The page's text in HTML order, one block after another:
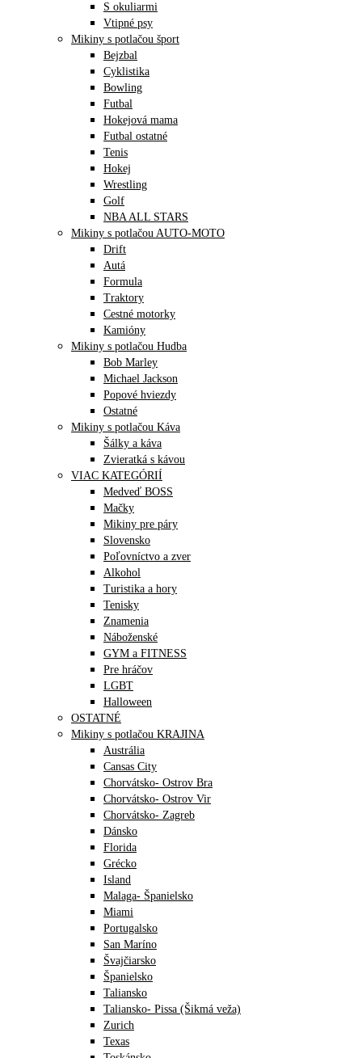
S okuliarmi
Vtipné psy
Mikiny s potlačou šport
Bejzbal
Cyklistika
Bowling
Futbal
Hokejová mama
Futbal ostatné
Tenis
Hokej
Wrestling
Golf
NBA ALL STARS
Mikiny s potlačou AUTO-MOTO
Drift
Autá
Formula
Traktory
Cestné motorky
Kamióny
Mikiny s potlačou Hudba
Bob Marley
Michael Jackson
Popové hviezdy
Ostatné
Mikiny s potlačou Káva
Šálky a káva
Zvieratká s kávou
VIAC KATEGÓRIÍ
Medveď BOSS
Mačky
Mikiny pre páry
Slovensko
Poľovníctvo a zver
Alkohol
Turistika a hory
Tenisky
Znamenia
Náboženské
GYM a FITNESS
Pre hráčov
LGBT
Halloween
OSTATNÉ
Mikiny s potlačou KRAJINA
Austrália
Cansas City
Chorvátsko- Ostrov Bra
Chorvátsko- Ostrov Vir
Chorvátsko- Zagreb
Dánsko
Florida
Grécko
Island
Malaga- Španielsko
Miami
Portugalsko
San Maríno
Švajčiarsko
Španielsko
Taliansko
Taliansko- Pissa (Šikmá veža)
Zurich
Texas